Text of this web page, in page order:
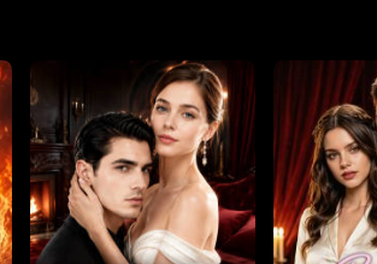
Folge 34 Folge 35
Folge 37 Folge 38